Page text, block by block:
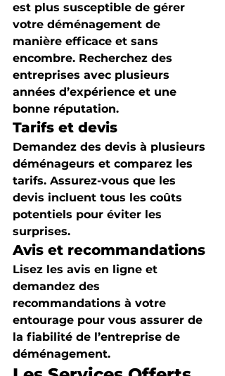
est plus susceptible de gérer
votre déménagement de
manière efficace et sans
encombre. Recherchez des
entreprises avec plusieurs
années d’expérience et une
bonne réputation.
Tarifs et devis
Demandez des devis à plusieurs
déménageurs et comparez les
tarifs. Assurez-vous que les
devis incluent tous les coûts
potentiels pour éviter les
surprises.
Avis et recommandations
Lisez les avis en ligne et
demandez des
recommandations à votre
entourage pour vous assurer de
la fiabilité de l’entreprise de
déménagement.